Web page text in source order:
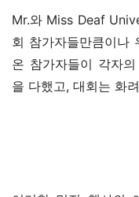
Mr.와 Miss Deaf
회 참가자들만큼이나
온 참가자들이 각자
을 다했고, 대회는 화